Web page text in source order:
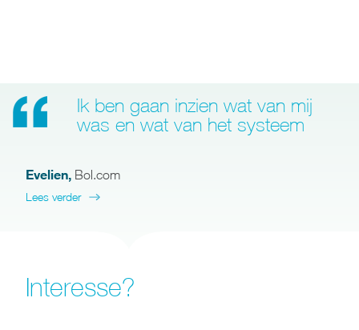
Ik ben gaan inzien wat van mij
was en wat van het systeem
Evelien, Bol.com
Lees verder
Interesse?